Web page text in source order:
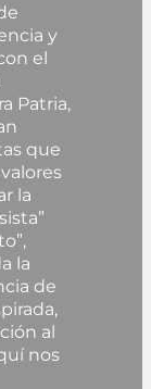
y
el
Patria,
que
la
la
de
al
nos